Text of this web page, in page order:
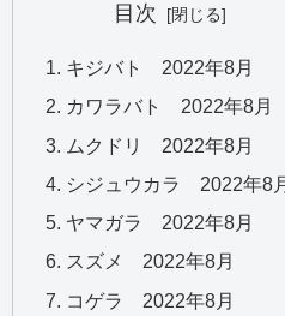
目次
キジバト 2022年8月
カワラバト 2022年8月
ムクドリ 2022年8月
シジュウカラ 2022年8
ヤマガラ 2022年8月
スズメ 2022年8月
コゲラ 2022年8月